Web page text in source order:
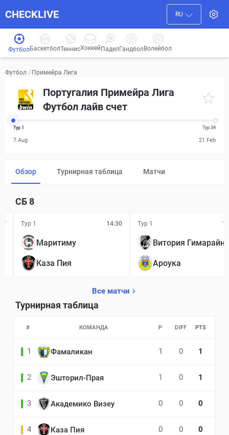
CHECKLIVE RU
Футбол БаскетболТеннисХоккей ПаделГандбол Волейбол
Футбол /Примейра Лига
Португалия Примейра Лига
Футбол лайв счет
Тур 1 Тур 34
7 Aug 21 Feb
Обзор Турнирная таблица Матчи
СБ8
Тур 1 14:30
Маритиму
Каза Пия
Тур 1
Витория
Ароука
Все матчи
Турнирная таблица
# КОМАНДА P DIFF PTS
1 Фамаликан 1 0 1
2 Эшторил-Прая 1 0 1
3 Академико Визеу 0 0 0
4 Каза Пия 0 0 0